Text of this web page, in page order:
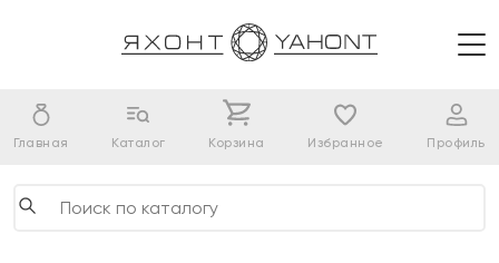
Главная Каталог Корзина Избранное Профиль